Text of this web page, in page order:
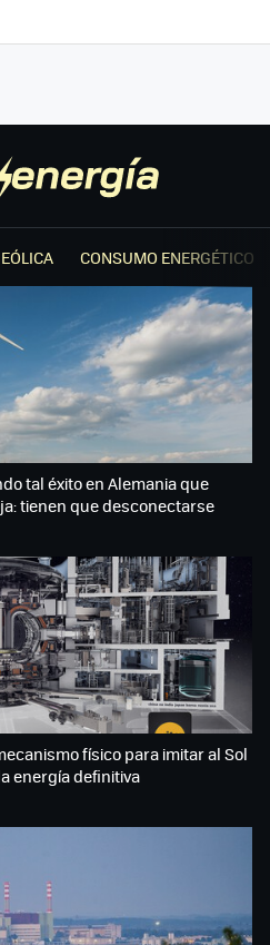
CONSUMO ENERGÉTICO
tal éxito en Alemania que
tienen que desconectarse
físico para imitar al Sol
energía definitiva